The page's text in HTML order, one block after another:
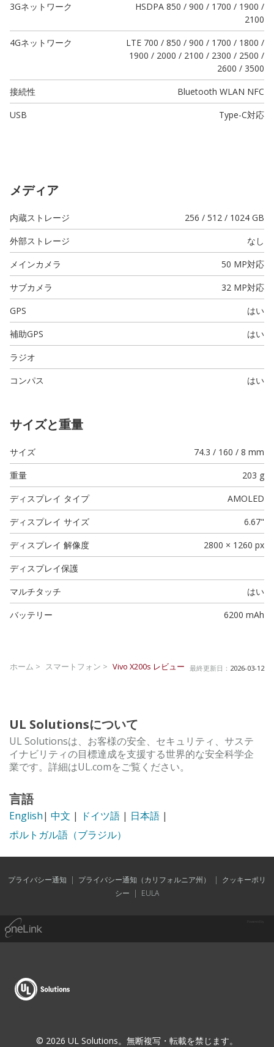
3Gネットワーク
HSDPA 850 / 900 / 1700 / 1900 /
2100
4Gネットワーク
LTE 700 / 850 / 900 / 1700 / 1800 /
1900 / 2000 / 2100 / 2300 / 2500 /
2600 / 3500
接続性
Bluetooth WLAN NFC
USB
Type-C対応
メディア
内蔵ストレージ
256 / 512 / 1024 GB
外部ストレージ
なし
メインカメラ
50 MP対応
サブカメラ
32 MP対応
GPS
はい
補助GPS
はい
ラジオ
コンパス
はい
サイズと重量
サイズ
74.3 / 160 / 8 mm
重量
203 g
ディスプレイ タイプ
AMOLED
ディスプレイ サイズ
6.67"
ディスプレイ 解像度
2800 × 1260 px
ディスプレイ保護
マルチタッチ
はい
バッテリー
6200 mAh
ホーム > スマートフォン > Vivo X200s レビュー 最終更新日： 2026-03-12
UL Solutionsについて
UL Solutionsは、お客様の安全、セキュリティ、サステ
イナビリティの目標達成を支援する世界的な安全科学企
業です。詳細はUL.comをご覧ください。
言語
English| 中文 | ドイツ語 | 日本語 |
ポルトガル語（ブラジル）
プライバシー通知 | プライバシー通知（カリフォルニア州） | クッキーポリ
シー | EULA
© 2026 UL Solutions。無断複写・転載を禁じます。